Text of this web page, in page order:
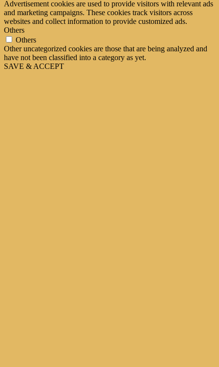
Advertisement cookies are used to provide visitors with relevant ads
and marketing campaigns. These cookies track visitors across
websites and collect information to provide customized ads.
Others
Others
Other uncategorized cookies are those that are being analyzed and
have not been classified into a category as yet.
SAVE & ACCEPT